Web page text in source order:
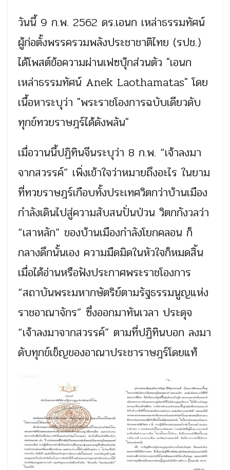
วันนี้ 9 ก.พ. 2562 ดร.เอนก เหล่าธรรมทัศน์
ผู้ก่อตั้งพรรครวมพลังประชาชาติไทย (รปช.)
ได้โพสต์ข้อความผ่านเฟซบุ๊กส่วนตัว "เอนก
เหล่าธรรมทัศน์ Anek Laothamatas" โดย
เนื้อหาระบุว่า "พระราชโองการฉบับเดียวดับ
ทุกข์ทวยราษฎร์ได้ดังพลัน"
เมื่อวานนี้ปฏิทินจีนระบุว่า 8 ก.พ. “เจ้าลงมา
จากสวรรค์” เพิ่งเข้าใจว่าหมายถึงอะไร ในยาม
ที่ทวยราษฎร์เกือบทั้งประเทศวิตกว่าบ้านเมือง
กำลังเดินไปสู่ความสับสนปั่นป่วน วิตกกังวลว่า
“เสาหลัก” ของบ้านเมืองกำลังโยกคลอน ก็
กลางดึกนั้นเอง ความมืดมิดในหัวใจก็หมดสิ้น
เมื่อได้อ่านหรือฟังประกาศพระราชโองการ
“สถาบันพระมหากษัตริย์ตามรัฐธรรมนูญแห่ง
ราชอาณาจักร” ซึ่งออกมาทันเวลา ประดุจ
“เจ้าลงมาจากสวรรค์” ตามที่ปฏิทินบอก ลงมา
ดับทุกข์เข็ญของอาณาประชาราษฎร์โดยแท้